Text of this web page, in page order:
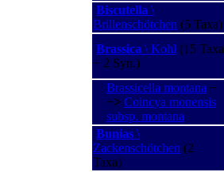
Biscutella \
Brillenschötchen (5 Taxa)
Brassica \ Kohl (15 Taxa
+ 2 Syn.)
Brassicella montana −
−> Coincya monensis
subsp. montana
Bunias \
Zackenschötchen (2
Taxa)